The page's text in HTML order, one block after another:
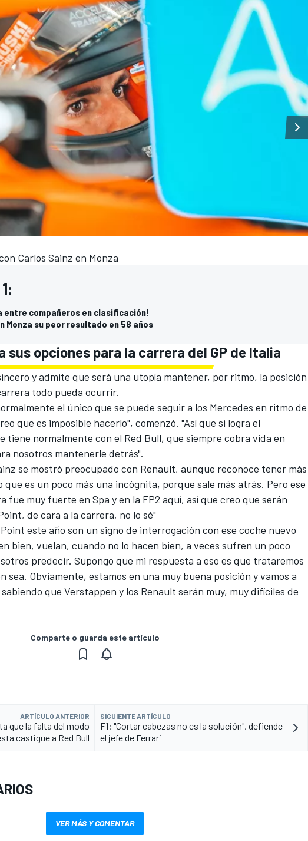
Carlos Sainz en Monza
entre compañeros en clasificación!
Monza su peor resultado en 58 años
sus opciones para la carrera del GP de Italia
y admite que será una utopía mantener, por ritmo, la posición
todo pueda ocurrir.
el único que se puede seguir a los Mercedes en ritmo de
que es imposible hacerlo", comenzó. "Así que si logra el
tiene normalmente con el Red Bull, que siempre cobra vida en
nosotros mantenerle detrás".
se mostró preocupado con Renault, aunque reconoce tener más
es un poco más una incógnita, porque sale más atrás. Pero ese
fue muy fuerte en Spa y en la FP2 aquí, así que creo que serán
de cara a la carrera, no lo sé"
este año son un signo de interrogación con ese coche nuevo
bien, vuelan, cuando no lo hacen bien, a veces sufren un poco
predecir. Supongo que mi respuesta a eso es que trataremos
sea. Obviamente, estamos en una muy buena posición y vamos a
que Verstappen y los Renault serán muy, muy difíciles de
Comparte o guarda este artículo
ARTÍCULO ANTERIOR
que la falta del modo
castigue a Red Bull
SIGUIENTE ARTÍCULO
F1: "Cortar cabezas no es la solución", defiende
el jefe de Ferrari
VER MÁS Y COMENTAR